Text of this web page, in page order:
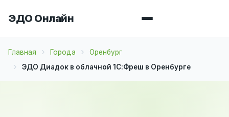
ЭДО Онлайн
Главная Города
Оренбург
ЭДО Диадок в облачной 1С:Фреш в Оренбурге